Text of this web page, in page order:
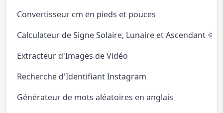
Convertisseur cm en pieds et pouces
Calculateur de Signe Solaire, Lunaire et Ascendant
Extracteur d'Images de Vidéo
Recherche d'Identifiant Instagram
Générateur de mots aléatoires en anglais